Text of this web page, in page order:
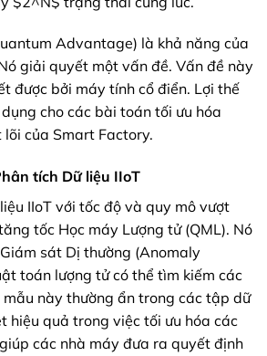
Advantage) là khả năng của
giải quyết một vấn đề. Vấn đề này
được bởi máy tính cổ điển. Lợi thế
cho các bài toán tối ưu hóa
của Smart Factory.
tích Dữ liệu IIoT
IIoT với tốc độ và quy mô vượt
tốc Học máy Lượng tử (QML). Nó
sát Dị thường (Anomaly
toán lượng tử có thể tìm kiếm các
này thường ẩn trong các tập dữ
hiệu quả trong việc tối ưu hóa các
các nhà máy đưa ra quyết định